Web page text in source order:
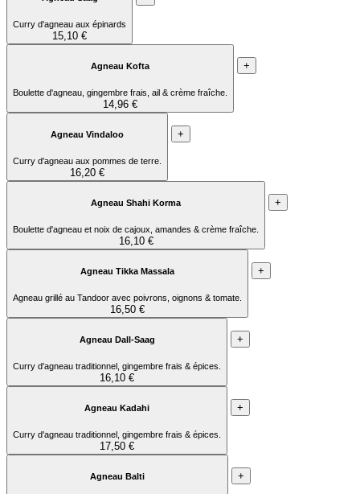
Curry d'agneau aux épinards
15,10 €
Agneau Kofta
Boulette d'agneau, gingembre frais, ail & crème fraîche.
14,96 €
+
Agneau Vindaloo
Curry d'agneau aux pommes de terre.
16,20 €
+
Agneau Shahi Korma
Boulette d'agneau et noix de cajoux, amandes & crème fraîche.
16,10 €
+
Agneau Tikka Massala
Agneau grillé au Tandoor avec poivrons, oignons & tomate.
16,50 €
+
Agneau Dall-Saag
Curry d'agneau traditionnel, gingembre frais & épices.
16,10 €
+
Agneau Kadahi
Curry d'agneau traditionnel, gingembre frais & épices.
17,50 €
+
Agneau Balti +